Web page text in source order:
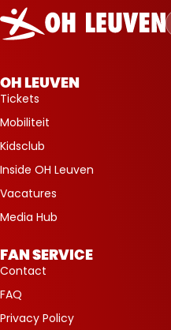
Oud-
Heverlee
Leuven
OH LEUVEN
Tickets
Mobiliteit
Kidsclub
Inside OH Leuven
Vacatures
Media Hub
FAN SERVICE
Contact
FAQ
Privacy Policy